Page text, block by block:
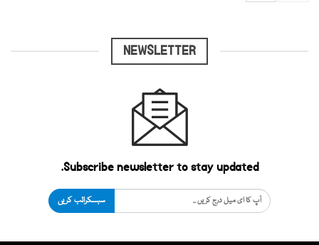
NEWSLETTER
Subscribe newsletter to stay updated.
سبسکرائب کریں